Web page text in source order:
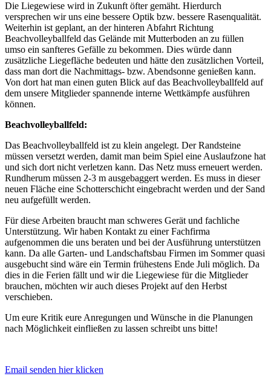
Die Liegewiese wird in Zukunft öfter gemäht. Hierdurch
versprechen wir uns eine bessere Optik bzw. bessere Rasenqualität.
Weiterhin ist geplant, an der hinteren Abfahrt Richtung
Beachvolleyballfeld das Gelände mit Mutterboden an zu füllen
umso ein sanfteres Gefälle zu bekommen. Dies würde dann
zusätzliche Liegefläche bedeuten und hätte den zusätzlichen Vorteil,
dass man dort die Nachmittags- bzw. Abendsonne genießen kann.
Von dort hat man einen guten Blick auf das Beachvolleyballfeld auf
dem unsere Mitglieder spannende interne Wettkämpfe ausführen
können.
Beachvolleyballfeld:
Das Beachvolleyballfeld ist zu klein angelegt. Der Randsteine
müssen versetzt werden, damit man beim Spiel eine Auslaufzone hat
und sich dort nicht verletzen kann. Das Netz muss erneuert werden.
Rundherum müssen 2-3 m ausgebaggert werden. Es muss in dieser
neuen Fläche eine Schotterschicht eingebracht werden und der Sand
neu aufgefüllt werden.
Für diese Arbeiten braucht man schweres Gerät und fachliche
Unterstützung. Wir haben Kontakt zu einer Fachfirma
aufgenommen die uns beraten und bei der Ausführung unterstützen
kann. Da alle Garten- und Landschaftsbau Firmen im Sommer quasi
ausgebucht sind wäre ein Termin frühestens Ende Juli möglich. Da
dies in die Ferien fällt und wir die Liegewiese für die Mitglieder
brauchen, möchten wir auch dieses Projekt auf den Herbst
verschieben.
Um eure Kritik eure Anregungen und Wünsche in die Planungen
nach Möglichkeit einfließen zu lassen schreibt uns bitte!
Email senden hier klicken